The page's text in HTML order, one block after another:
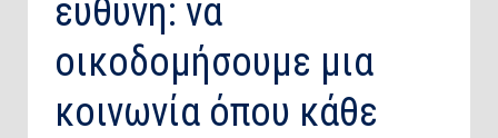
ευθύνη: να
οικοδομήσουμε μια
κοινωνία όπου κάθε